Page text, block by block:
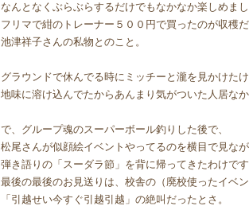
なんとなくぶらぶらするだけでもなかなか楽しめまし
フリマで紺のトレーナー５００円で買ったのが収穫だ
池津祥子さんの私物とのこと。
グラウンドで休んでる時にミッチーと瀧を見かけたけ
地味に溶け込んでたからあんまり気がついた人居なか
で、グループ魂のスーパーボール釣りした後で、
松尾さんが似顔絵イベントやってるのを横目で見なが
弾き語りの「スーダラ節」を背に帰ってきたわけです
最後の最後のお見送りは、校舎の（廃校使ったイベ
「引越せい今すぐ引越引越」の絶叫だったとさ。